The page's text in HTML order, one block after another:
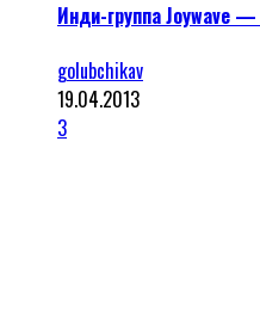
Инди-группа Joywave
golubchikav
19.04.2013
3